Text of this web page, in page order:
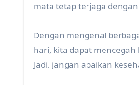
mata tetap terjaga
Dengan mengenal
hari, kita dapat
Jadi, jangan abaikan